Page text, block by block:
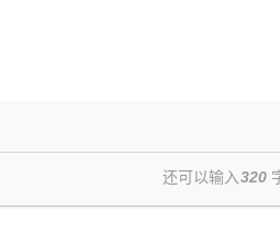
还可以输入320